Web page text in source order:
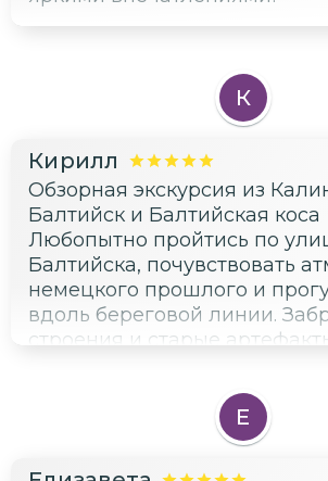
К
Кирилл
Обзорная экскурсия из
Балтийск и Балтийская коса
Любопытно пройтись по
Балтийска, почувствовать
немецкого прошлого и
вдоль береговой линии.
строения и старые
уважение к прошлому.
эмоциями день получился!
Е